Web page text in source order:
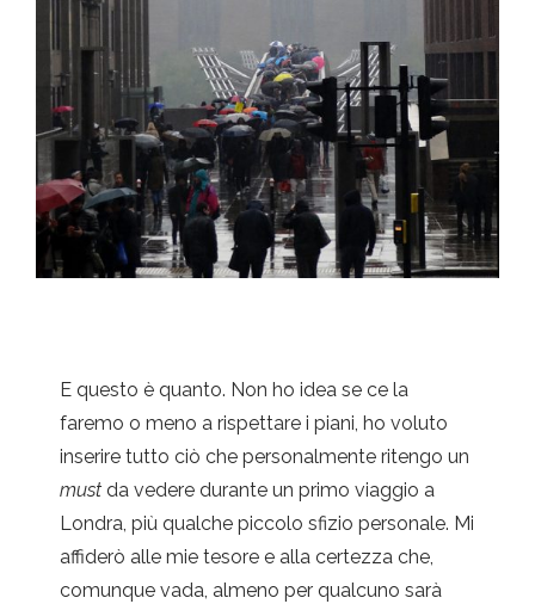
E questo è quanto. Non ho idea se ce la
faremo o meno a rispettare i piani, ho voluto
inserire tutto ciò che personalmente ritengo un
must da vedere durante un primo viaggio a
Londra, più qualche piccolo sfizio personale. Mi
affiderò alle mie tesore e alla certezza che,
comunque vada, almeno per qualcuno sarà